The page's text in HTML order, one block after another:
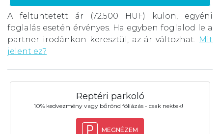
A feltüntetett ár (72.500 HUF) külön, egyéni
foglalás esetén érvényes. Ha egyben foglalod le a
partner irodánkon keresztül, az ár változhat.
Mit
jelent ez?
Reptéri parkoló
10% kedvezmény vagy bőrönd fóliázás - csak nektek!
MEGNÉZEM